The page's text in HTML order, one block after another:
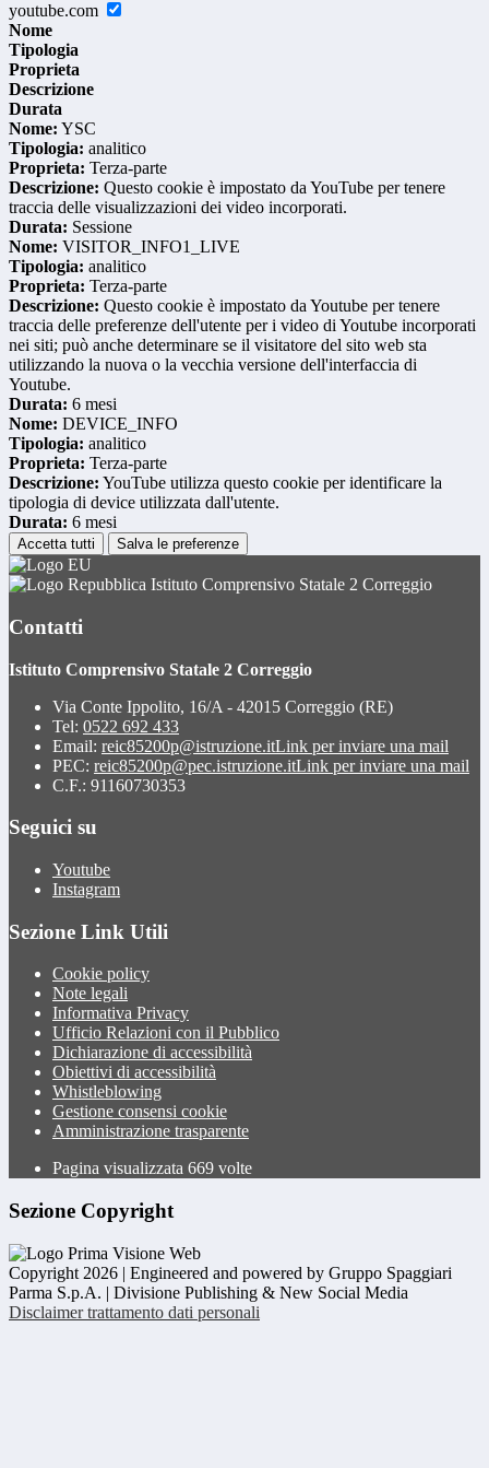
youtube.com
Nome
Tipologia
Proprieta
Descrizione
Durata
Nome: YSC
Tipologia: analitico
Proprieta: Terza-parte
Descrizione: Questo cookie è impostato da YouTube per tenere
traccia delle visualizzazioni dei video incorporati.
Durata: Sessione
Nome: VISITOR_INFO1_LIVE
Tipologia: analitico
Proprieta: Terza-parte
Descrizione: Questo cookie è impostato da Youtube per tenere
traccia delle preferenze dell'utente per i video di Youtube incorporati
nei siti; può anche determinare se il visitatore del sito web sta
utilizzando la nuova o la vecchia versione dell'interfaccia di
Youtube.
Durata: 6 mesi
Nome: DEVICE_INFO
Tipologia: analitico
Proprieta: Terza-parte
Descrizione: YouTube utilizza questo cookie per identificare la
tipologia di device utilizzata dall'utente.
Durata: 6 mesi
Accetta tutti Salva le preferenze
Istituto Comprensivo Statale 2 Correggio
Contatti
Istituto Comprensivo Statale 2 Correggio
Via Conte Ippolito, 16/A - 42015 Correggio (RE)
Tel: 0522 692 433
Email: reic85200p@istruzione.itLink per inviare una mail
PEC: reic85200p@pec.istruzione.itLink per inviare una mail
C.F.: 91160730353
Seguici su
Youtube
Instagram
Sezione Link Utili
Cookie policy
Note legali
Informativa Privacy
Ufficio Relazioni con il Pubblico
Dichiarazione di accessibilità
Obiettivi di accessibilità
Whistleblowing
Gestione consensi cookie
Amministrazione trasparente
Pagina visualizzata 669 volte
Sezione Copyright
Copyright 2026 | Engineered and powered by Gruppo Spaggiari
Parma S.p.A. | Divisione Publishing & New Social Media
Disclaimer trattamento dati personali